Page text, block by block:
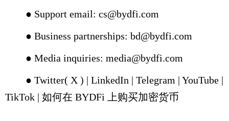
● Support email: cs@bydfi.com
● Business partnerships: bd@bydfi.com
● Media inquiries: media@bydfi.com
● Twitter( X ) | LinkedIn | Telegram | YouTube |
TikTok | 如何在 BYDFi 上购买加密货币